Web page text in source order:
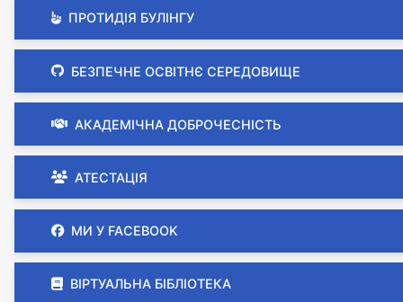
ПРОТИДІЯ БУЛІНГУ
БЕЗПЕЧНЕ ОСВІТНЄ СЕРЕДОВИЩЕ
АКАДЕМІЧНА ДОБРОЧЕСНІСТЬ
АТЕСТАЦІЯ
МИ У FACEBOOK
ВІРТУАЛЬНА БІБЛІОТЕКА